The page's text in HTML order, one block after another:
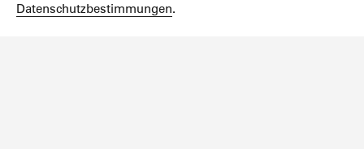
Datenschutzbestimmungen.